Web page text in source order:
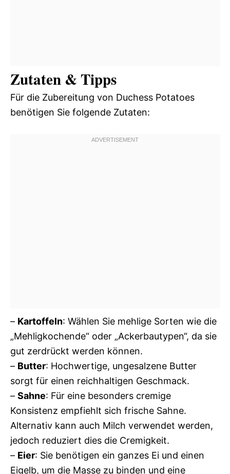
Zutaten & Tipps
Für die Zubereitung von Duchess Potatoes
benötigen Sie folgende Zutaten:
– Kartoffeln: Wählen Sie mehlige Sorten wie die
„Mehligkochende“ oder „Ackerbautypen“, da sie
gut zerdrückt werden können.
– Butter: Hochwertige, ungesalzene Butter
sorgt für einen reichhaltigen Geschmack.
– Sahne: Für eine besonders cremige
Konsistenz empfiehlt sich frische Sahne.
Alternativ kann auch Milch verwendet werden,
jedoch reduziert dies die Cremigkeit.
– Eier: Sie benötigen ein ganzes Ei und einen
Eigelb, um die Masse zu binden und eine